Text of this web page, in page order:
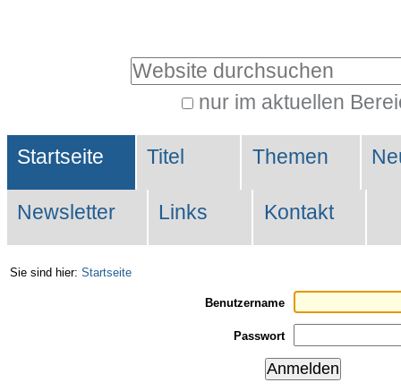
Direkt
zur
Navigation
Website durchsuchen
nur im aktuellen
Suche…
Sektionen
Startseite Titel Themen
Newsletter Links Kontakt
Sie sind hier: Startseite
Benutzername
Passwort